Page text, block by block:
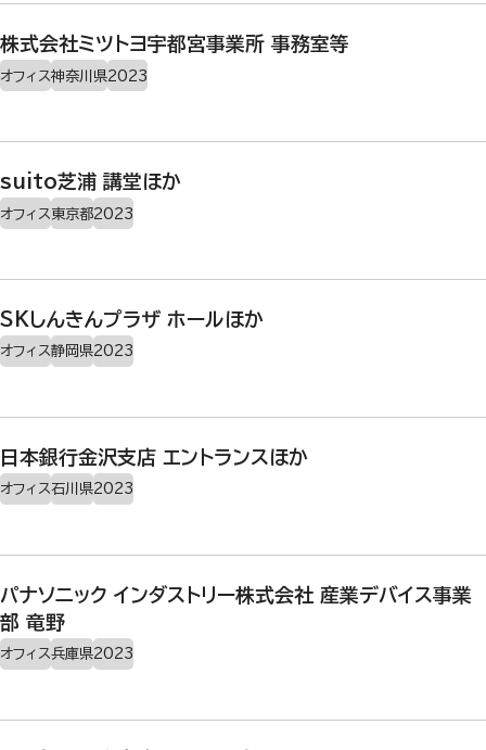
株式会社ミツトヨ宇都宮事業所 事務室等
オフィス神奈川県2023
suito芝浦 講堂ほか
オフィス 東京都2023
SKしんきんプラザ ホールほか
オフィス静岡県2023
日本銀行金沢支店 エントランスほか
オフィス石川県2023
パナソニック インダストリー株式会社 産業デバイス事業
部 竜野
オフィス兵庫県2023